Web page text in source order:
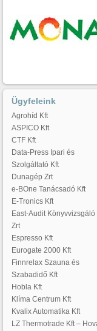
Ügyfeleink
Agrohíd Kft
ASPICO Kft
CTF Kft
Data-Press Ipari és
Szolgáltató Kft
Dunagép Zrt
e-BOne Tanácsadó Kft
E-Tronics Kft
East-Audit Könyvvizsgáló
Zrt
Espresso Kft
Eurogate 2000 Kft
Finnrelax Szauna és
Szabadidő Kft
Hobla Kft
Klíma Centrum Kft
Kvalix Automatika Kft
LZ Thermotrade Kft –